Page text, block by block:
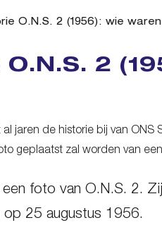
O.N.S. 2 (1956): wie
O.N.S. 2
jaren de historie bij van
geplaatst zal worden van
een foto van O.N.S. 2.
op 25 augustus 1956.